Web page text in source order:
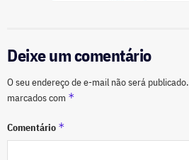
Deixe um comentário
O seu endereço de e-mail não será publicado.
marcados com *
Comentário *